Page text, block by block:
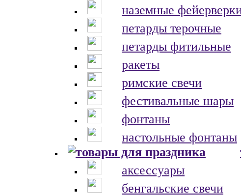
наземные
петарды терочные
петарды фитильные
ракеты
римские свечи
фестивальные шары
фонтаны
настольные фонтаны
аксессуары
бенгальские свечи